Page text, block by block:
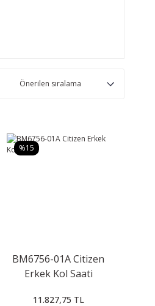
%15
BM6756-01A Citizen
Erkek Kol Saati
11.827,75 TL